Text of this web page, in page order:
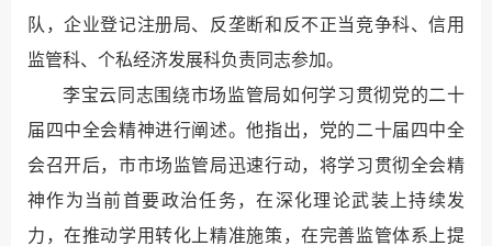
队，企业登记注册局、反垄断和反不正当竞争科、信用
监管科、个私经济发展科负责同志参加。
李宝云同志围绕市场监管局如何学习贯彻党的二十
届四中全会精神进行阐述。他指出，党的二十届四中全
会召开后，市市场监管局迅速行动，将学习贯彻全会精
神作为当前首要政治任务，在深化理论武装上持续发
力，在推动学用转化上精准施策，在完善监管体系上提